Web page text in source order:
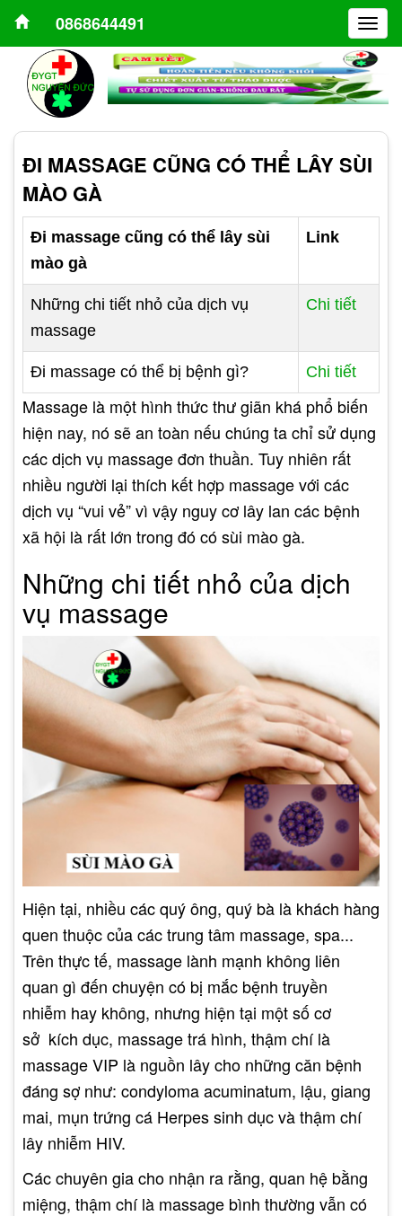
0868644491
ĐI MASSAGE CŨNG CÓ THỂ LÂY SÙI
MÀO GÀ
Đi massage cũng có thể lây sùi
mào gà
Link
Những chi tiết nhỏ của dịch vụ
massage
Chi tiết
Đi massage có thể bị bệnh gì? Chi tiết
Massage là một hình thức thư giãn khá phổ biến
hiện nay, nó sẽ an toàn nếu chúng ta chỉ sử dụng
các dịch vụ massage đơn thuần. Tuy nhiên rất
nhiều người lại thích kết hợp massage với các
dịch vụ “vui vẻ” vì vậy nguy cơ lây lan các bệnh
xã hội là rất lớn trong đó có sùi mào gà.
Những chi tiết nhỏ của dịch
vụ massage
Hiện tại, nhiều các quý ông, quý bà là khách hàng
quen thuộc của các trung tâm massage, spa...
Trên thực tế, massage lành mạnh không liên
quan gì đến chuyện có bị mắc bệnh truyền
nhiễm hay không, nhưng hiện tại một số cơ
sở kích dục, massage trá hình, thậm chí là
massage VIP là nguồn lây cho những căn bệnh
đáng sợ như: condyloma acuminatum, lậu, giang
mai, mụn trứng cá Herpes sinh dục và thậm chí
lây nhiễm HIV.
Các chuyên gia cho nhận ra rằng, quan hệ bằng
miệng, thậm chí là massage bình thường vẫn có